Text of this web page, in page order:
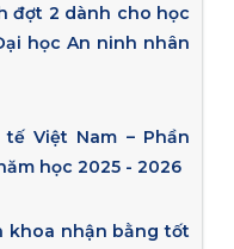
đợt 2 dành cho học
học An ninh nhân
tế Việt Nam – Phần
học 2025 - 2026
khoa nhận bằng tốt